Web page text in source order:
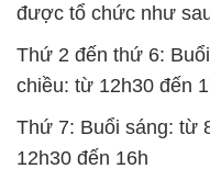
được tổ chức như
Thứ 2 đến thứ 6:
chiều: từ 12h30 đến
Thứ 7: Buổi sáng: từ
12h30 đến 16h